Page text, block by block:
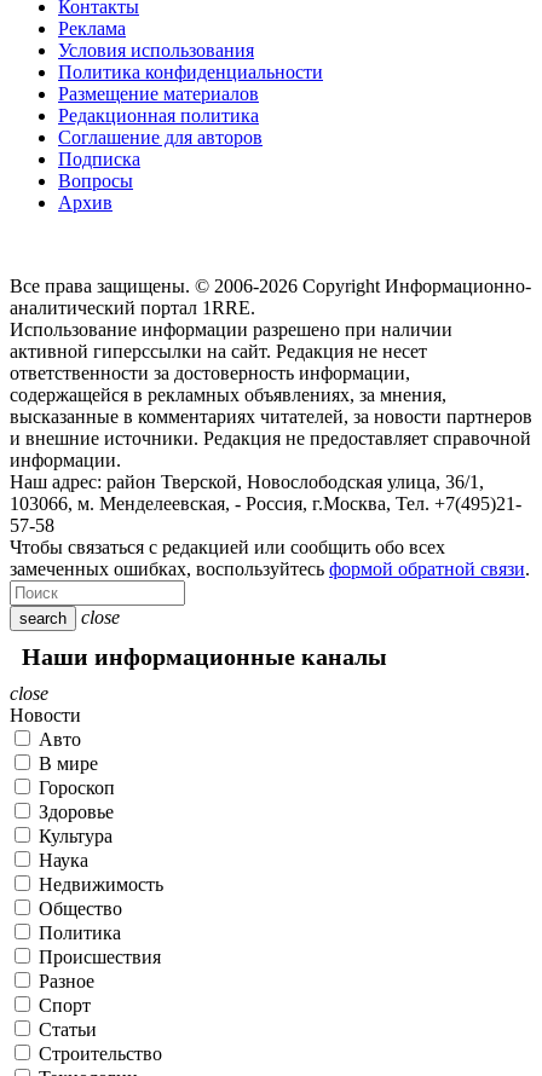
Контакты
Реклама
Условия использования
Политика конфиденциальности
Размещение материалов
Редакционная политика
Соглашение для авторов
Подписка
Вопросы
Архив
Все права защищены. © 2006-2026 Copyright Информационно-
аналитический портал 1RRE.
Использование информации разрешено при наличии
активной гиперссылки на сайт. Редакция не несет
ответственности за достоверность информации,
содержащейся в рекламных объявлениях, за мнения,
высказанные в комментариях читателей, за новости партнеров
и внешние источники. Редакция не предоставляет справочной
информации.
Наш адрес: район Тверской, Новослободская улица, 36/1 ,
103066, м. Менделеевская, - Россия, г.Москва, Тел. +7(495)21-
57-58
Чтобы связаться с редакцией или сообщить обо всех
замеченных ошибках, воспользуйтесь формой обратной связи.
search close
Наши информационные каналы
close
Новости
Авто
В мире
Гороскоп
Здоровье
Культура
Наука
Недвижимость
Общество
Политика
Происшествия
Разное
Спорт
Статьи
Строительство